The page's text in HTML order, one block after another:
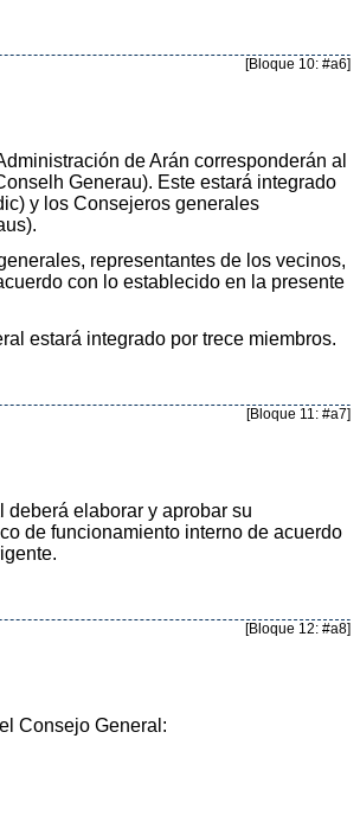
[Bloque 10: #a6]
de Arán corresponderán al
Generau). Este estará integrado
y los Consejeros generales
representantes de los vecinos,
con lo establecido en la presente
estará integrado por trece miembros.
[Bloque 11: #a7]
deberá elaborar y aprobar su
de funcionamiento interno de acuerdo
[Bloque 12: #a8]
Consejo General: